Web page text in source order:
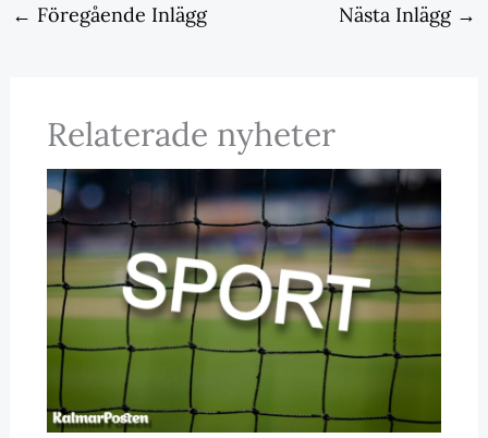
← Föregående Inlägg Nästa Inlägg →
Relaterade nyheter